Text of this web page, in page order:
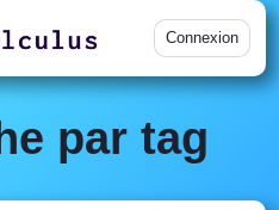
Connexion
par tag